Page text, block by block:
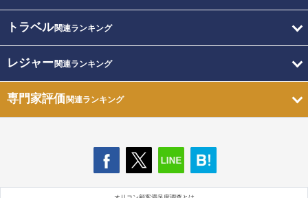
トラベル関連ランキング
レジャー関連ランキング
専門家評価関連ランキング